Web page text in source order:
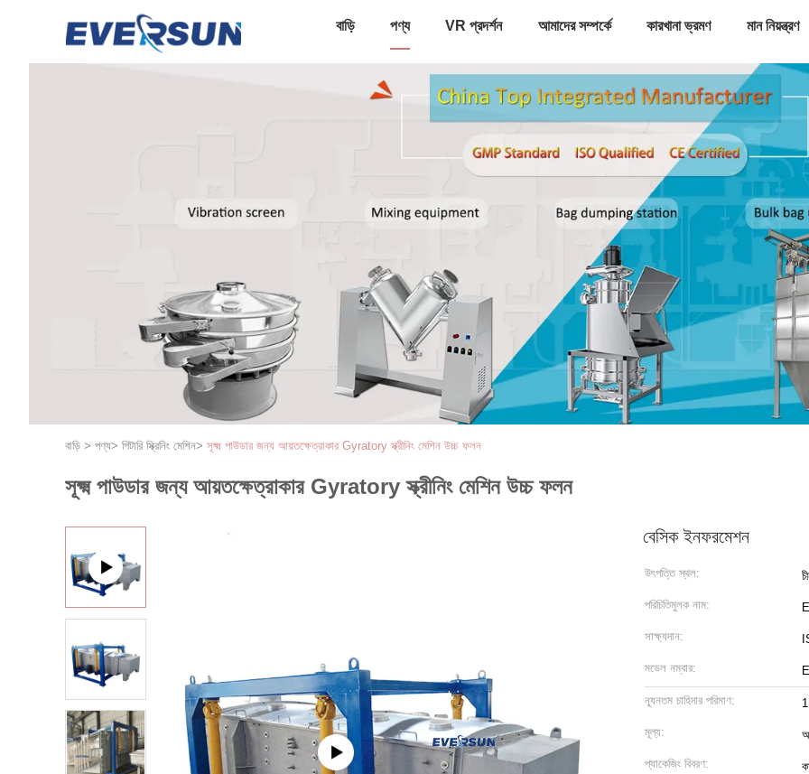
বাড়ি পণ্য VR প্রদর্শন আমাদের সম্পর্কে কারখানা ভ্রমণ মান নিয়ন্ত্রণ
বাড়ি > পণ্য> গিটারি স্ক্রিনিং মেশিন> সূক্ষ্ম পাউডার জন্য আয়তক্ষেত্রাকার Gyratory স্ক্রীনিং মেশিন উচ্চ ফলন
সূক্ষ্ম পাউডার জন্য আয়তক্ষেত্রাকার Gyratory স্ক্রীনিং মেশিন উচ্চ ফলন
বেসিক ইনফরমেশন
উৎপত্তি স্থল:
পরিচিতিমুলক নাম:
সাক্ষ্যদান:
মডেল নম্বার:
ন্যূনতম চাহিদার পরিমাণ:
মূল্য:
প্যাকেজিং বিবরণ: